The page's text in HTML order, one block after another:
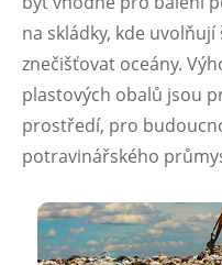
na skládky, kde
znečišťovat oceány.
plastových obalů jsou
prostředí, pro
potravinářského